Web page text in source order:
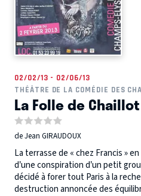
02/02/13 - 02/06/13
THÉÂTRE DE LA COMÉDIE DES
La Folle de Chaillot
de Jean GIRAUDOUX
La terrasse de « chez Francis »
d’une conspiration d’un petit
décidé à forer tout Paris à la
destruction annoncée des